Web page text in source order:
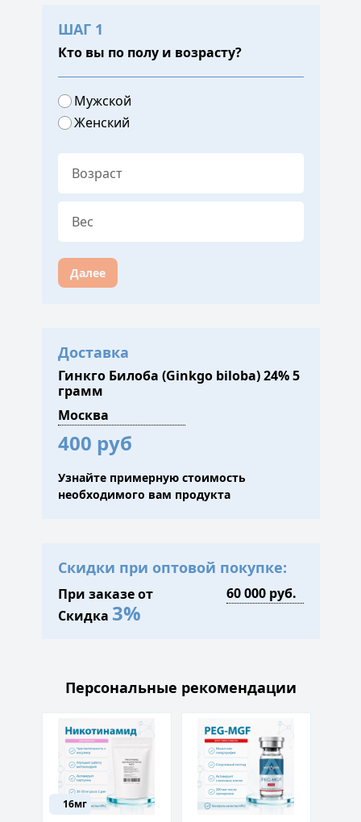
ШАГ 1
Кто вы по полу и возрасту?
Мужской
Женский
Далее
Доставка
Гинкго Билоба (Ginkgo biloba) 24% 5
грамм
400 руб
Узнайте примерную стоимость
необходимого вам продукта
Скидки при оптовой покупке:
При заказе от
Скидка 3%
Персональные рекомендации
16мг